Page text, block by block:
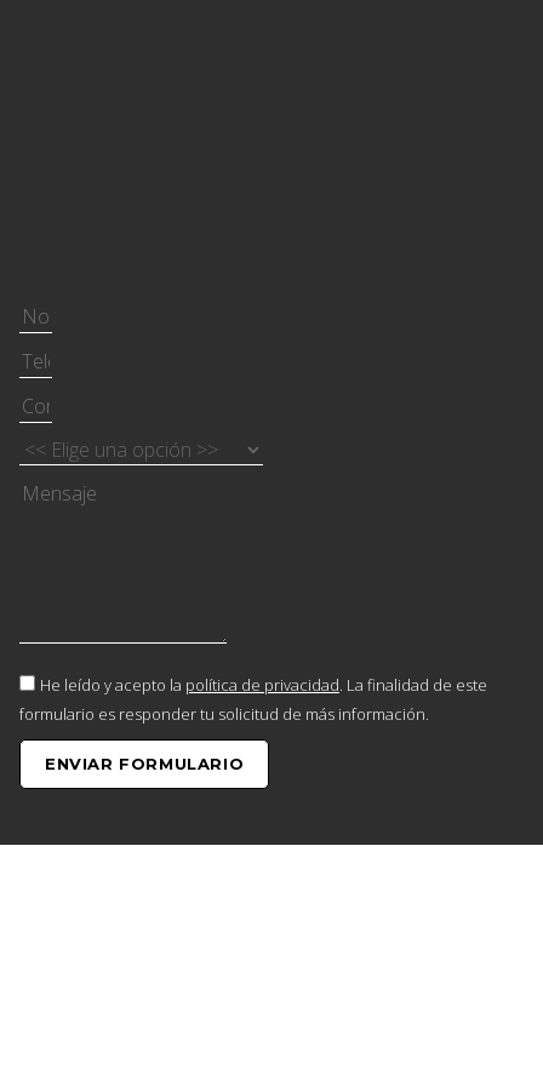
He leído y acepto la política de privacidad. La finalidad de este
formulario es responder tu solicitud de más información.
ENVIAR FORMULARIO